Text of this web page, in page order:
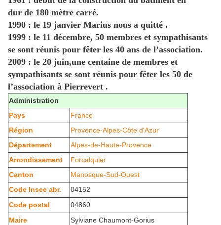
dur de 180 mètre carré.
1990 : le 19 janvier Marius nous a quitté .
1999 : le 11 décembre, 50 membres et sympathisants
se sont réunis pour fêter les 40 ans de l’association.
2009 : le 20 juin,une centaine de membres et
sympathisants se sont réunis pour fêter les 50 de
l’association à Pierrevert .
Administration
Pays
France
Région
Provence-Alpes-Côte d'Azur
Département
Alpes-de-Haute-Provence
Arrondissement
Forcalquier
Canton
Manosque-Sud-Ouest
Code Insee abr.
04152
Code postal
04860
Maire
Sylviane Chaumont-Gorius